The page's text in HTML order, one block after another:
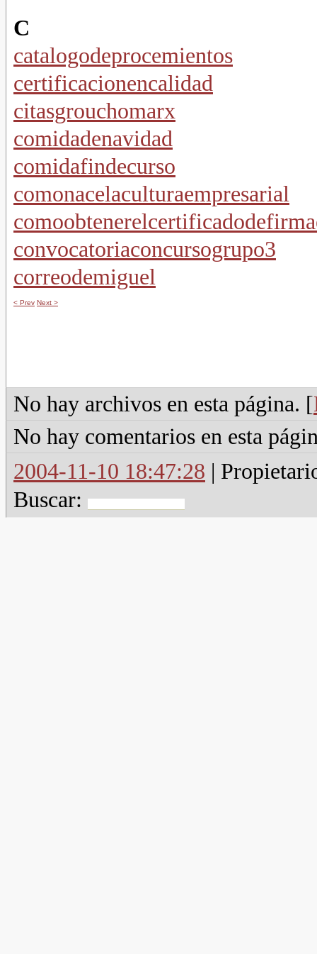
C
catalogodeprocemientos
certificacionencalidad
citasgrouchomarx
comidadenavidad
comidafindecurso
comonacelaculturaempresarial
convocatoriaconcursogrupo3
correodemiguel
< Prev Next >
No hay archivos en esta página. [
No hay comentarios en esta
2004-11-10 18:47:28 |
Buscar: